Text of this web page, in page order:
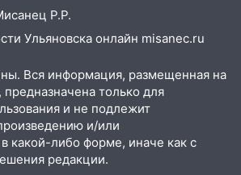
рок и силовой
пройдет
бензин в Ульяновске 5
рабочего дня: список АЗС
по видеосвязи: в
19-летнюю
Р.Р.
Ульяновска онлайн misanec.ru
Вся информация, размещенная на
только для
и не подлежит
и/или
какой-либо форме, иначе как с
редакции.